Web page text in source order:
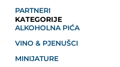
PARTNERI
KATEGORIJE
ALKOHOLNA PIĆA
VINO & PJENUŠCI
MINIJATURE